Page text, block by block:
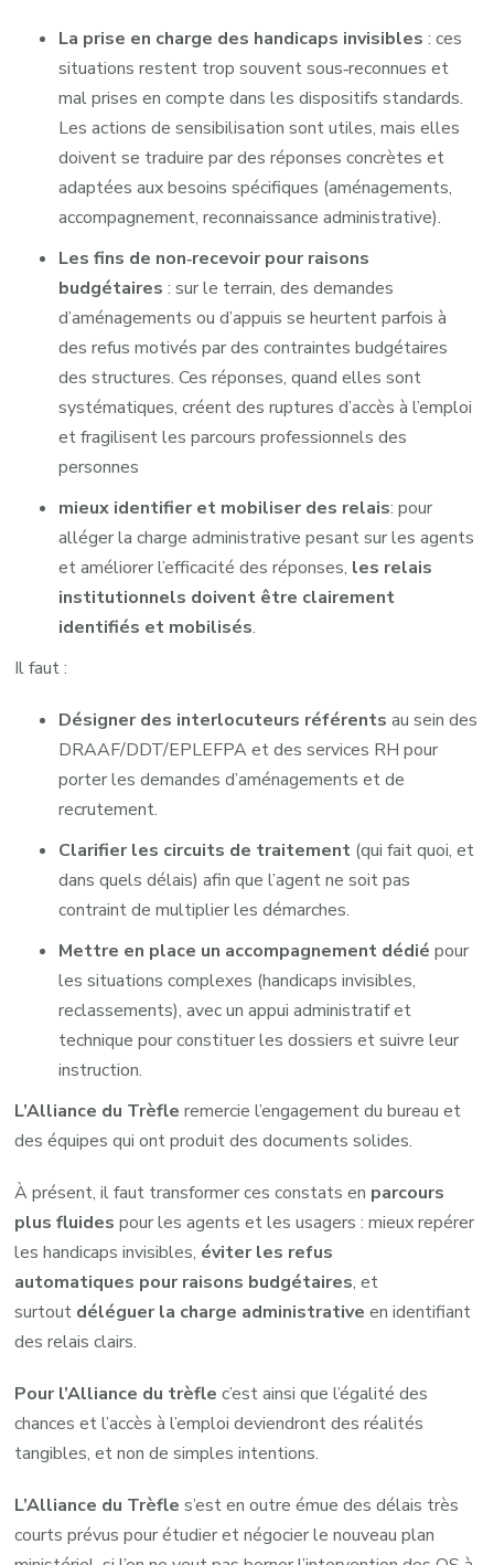
La prise en charge des handicaps invisibles : ces
situations restent trop souvent sous‑reconnues et
mal prises en compte dans les dispositifs standards.
Les actions de sensibilisation sont utiles, mais elles
doivent se traduire par des réponses concrètes et
adaptées aux besoins spécifiques (aménagements,
accompagnement, reconnaissance administrative).
Les fins de non‑recevoir pour raisons
budgétaires : sur le terrain, des demandes
d’aménagements ou d’appuis se heurtent parfois à
des refus motivés par des contraintes budgétaires
des structures. Ces réponses, quand elles sont
systématiques, créent des ruptures d’accès à l’emploi
et fragilisent les parcours professionnels des
personnes
mieux identifier et mobiliser des relais: pour
alléger la charge administrative pesant sur les agents
et améliorer l’efficacité des réponses, les relais
institutionnels doivent être clairement
identifiés et mobilisés.
Il faut :
Désigner des interlocuteurs référents au sein des
DRAAF/DDT/EPLEFPA et des services RH pour
porter les demandes d’aménagements et de
recrutement.
Clarifier les circuits de traitement (qui fait quoi, et
dans quels délais) afin que l’agent ne soit pas
contraint de multiplier les démarches.
Mettre en place un accompagnement dédié pour
les situations complexes (handicaps invisibles,
reclassements), avec un appui administratif et
technique pour constituer les dossiers et suivre leur
instruction.
L’Alliance du Trèfle remercie l’engagement du bureau et
des équipes qui ont produit des documents solides.
À présent, il faut transformer ces constats en parcours
plus fluides pour les agents et les usagers : mieux repérer
les handicaps invisibles, éviter les refus
automatiques pour raisons budgétaires, et
surtout déléguer la charge administrative en identifiant
des relais clairs.
Pour l’Alliance du trèfle c’est ainsi que l’égalité des
chances et l’accès à l’emploi deviendront des réalités
tangibles, et non de simples intentions.
L’Alliance du Trèfle s’est en outre émue des délais très
courts prévus pour étudier et négocier le nouveau plan